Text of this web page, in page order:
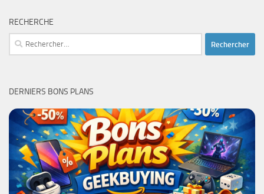
RECHERCHE
Rechercher :
DERNIERS BONS PLANS